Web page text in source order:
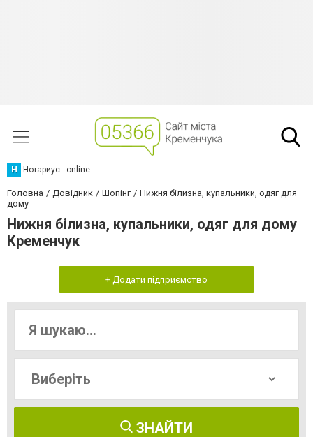
Н Нотариус - online
Головна Довідник Шопінг
Нижня білизна, купальники, одяг для
дому
Нижня білизна, купальники, одяг для дому
Кременчук
+ Додати підприємство
ЗНАЙТИ